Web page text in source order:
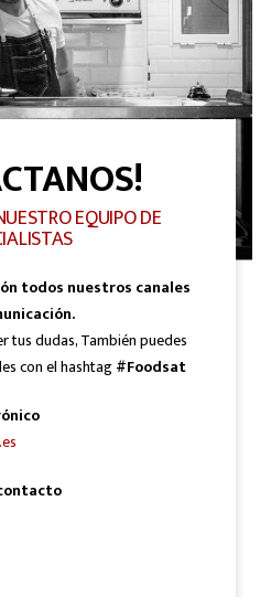
EQUIPO DE
todos nuestros canales
tus dudas, También puedes
con el hashtag#Foodsat